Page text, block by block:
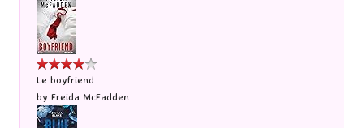
Le boyfriend
by Freida McFadden